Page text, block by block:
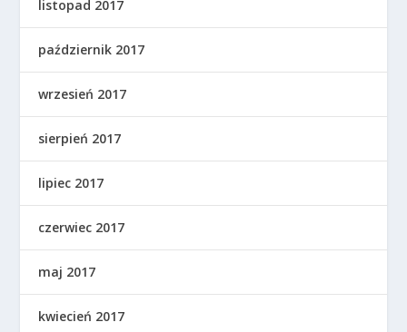
listopad 2017
październik 2017
wrzesień 2017
sierpień 2017
lipiec 2017
czerwiec 2017
maj 2017
kwiecień 2017